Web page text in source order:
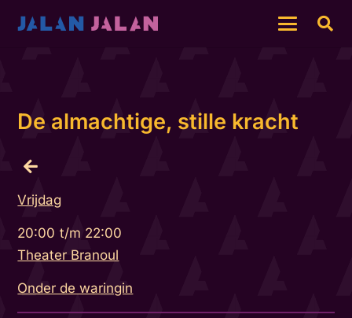
De almachtige, stille kracht
Vrijdag
20:00 t/m 22:00
Theater Branoul
Onder de waringin